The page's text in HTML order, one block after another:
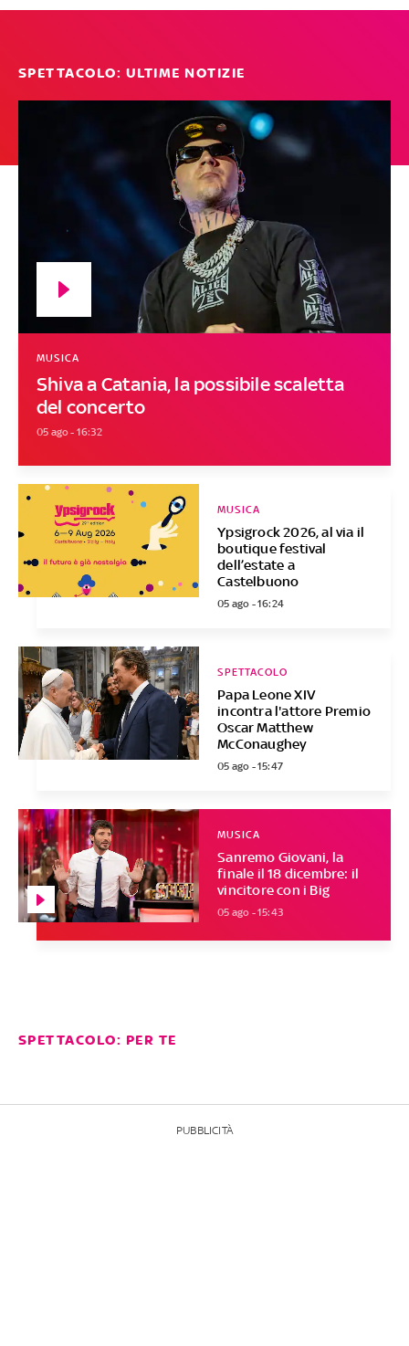
SPETTACOLO: ULTIME NOTIZIE
Shiva a Catania, la possibile scaletta
del concerto
MUSICA
05 ago - 16:32
Ypsigrock 2026, al via il
boutique festival
dell’estate a
Castelbuono
MUSICA
05 ago - 16:24
Papa Leone XIV
incontra l'attore Premio
Oscar Matthew
McConaughey
SPETTACOLO
05 ago - 15:47
Sanremo Giovani, la
finale il 18 dicembre: il
vincitore con i Big
MUSICA
05 ago - 15:43
SPETTACOLO: PER TE
PUBBLICITÀ